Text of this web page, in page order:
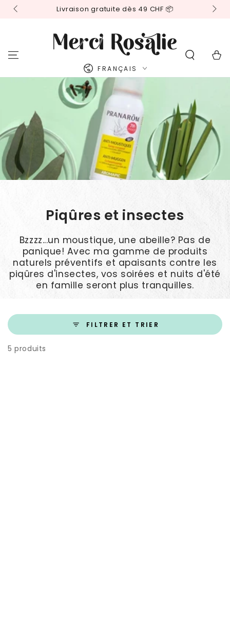
IGNORER LE
CONTENU
Livraison gratuite dès 49 CHF 📦
Langue FRANÇAIS
Panier
Piqûres et insectes
Bzzzz...un moustique, une abeille? Pas de
panique! Avec ma gamme de produits
naturels préventifs et apaisants contre les
piqûres d'insectes, vos soirées et nuits d'été
en famille seront plus tranquilles.
FILTRER ET TRIER
5 produits